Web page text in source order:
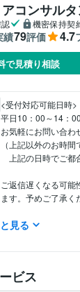
コンサル
機密保持契
績79評価 4.7
で見積り相談
<受付対応可能日時>
平日10：00～14：
お気軽にお問い合わ
（上記以外のお時
上記の日時でご都
ご返信遅くなる可
ます。予めご了承く
土・日・祝をはさむ
: 5年
事務・ビジネスサ
見る
ビス